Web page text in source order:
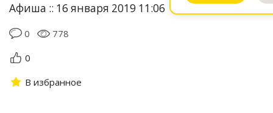
Афиша :: 16 января 2019 11:06
0
778
0
В избранное